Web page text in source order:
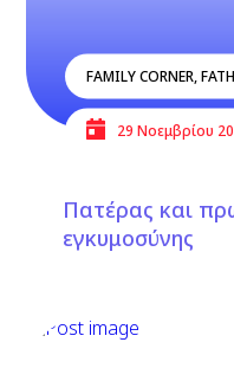
FAMILY CORNER,
29 Νοεμβρίου
Πατέρας και
εγκυμοσύνης